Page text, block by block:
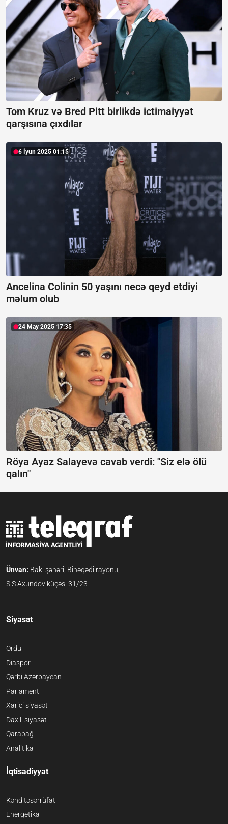
Tom Kruz və Bred Pitt birlikdə ictimaiyyət
qarşısına çıxdılar
6 İyun 2025 01:15
Ancelina Colinin 50 yaşını necə qeyd etdiyi
məlum olub
24 May 2025 17:35
Röya Ayaz Salayevə cavab verdi: "Siz elə ölü
qalın"
Ünvan: Bakı şəhəri, Binəqədi rayonu,
S.S.Axundov küçəsi 31/23
Siyasət
Ordu
Diaspor
Qərbi Azərbaycan
Parlament
Xarici siyasət
Daxili siyasət
Qarabağ
Analitika
İqtisadiyyat
Kənd təsərrüfatı
Energetika